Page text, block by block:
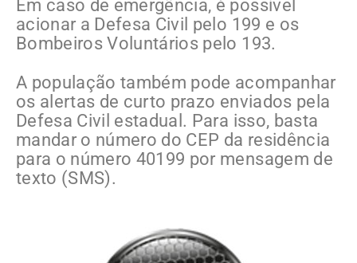
Em caso de emergência, é possível
acionar a Defesa Civil pelo 199 e os
Bombeiros Voluntários pelo 193.
A população também pode acompanhar
os alertas de curto prazo enviados pela
Defesa Civil estadual. Para isso, basta
mandar o número do CEP da residência
para o número 40199 por mensagem de
texto (SMS).